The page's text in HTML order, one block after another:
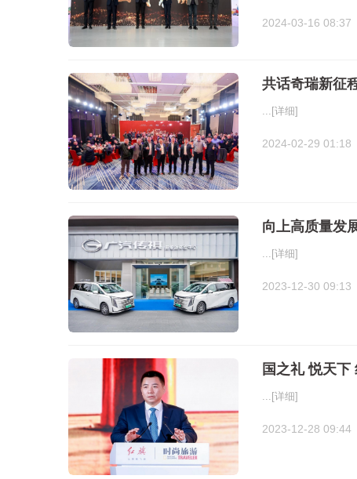
2024-03-16 08:37
共话奇瑞新征
... [详细]
2024-02-29 01:18
向上高质量发
... [详细]
2023-12-30 09:13
国之礼 悦天下
... [详细]
2023-12-28 09:44